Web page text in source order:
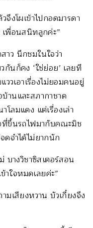
งโผเข้าไปกอดมารดา
พื่อนสนิทลูกค่ะ”
ว นึกชมในใจว่า
นก็คง ‘ใช่ย่อย’ เลยที
วเอาเรื่องไม่ยอมคนอยู่
นและสภากาชาด
ลมแดง แต่เรื่องเล่า
ที่ขึ้นรถไฟมากับคณะมิช
ดจำได้ไม่ยากนัก
บางวิชาซิสเตอร์สอน
าใจหมดเลยค่ะ”
มเสียงหวาน บัวเกี๋ยงจึง